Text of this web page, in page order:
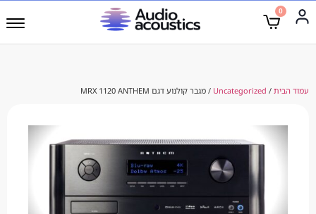
/ מגבר קולנוע דגם MRX 1120 ANTHEM